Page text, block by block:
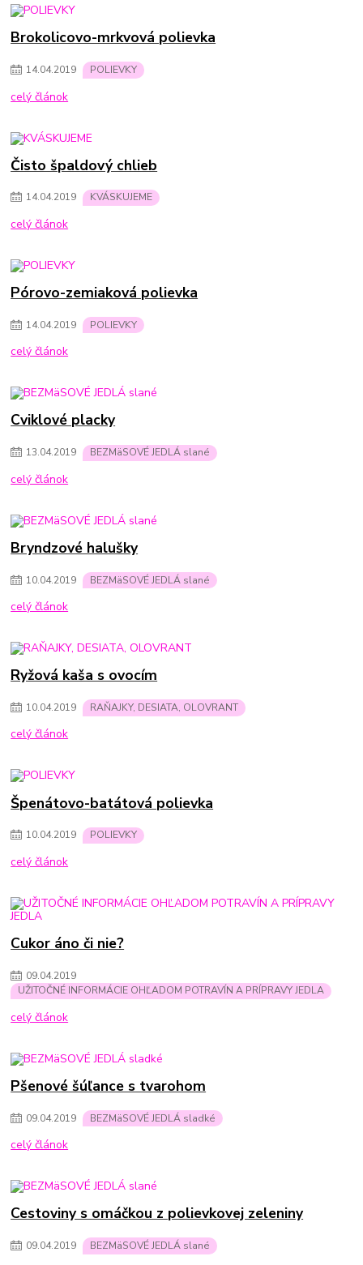
Brokolicovo-mrkvová polievka
14.04.2019 POLIEVKY
celý článok
Čisto špaldový chlieb
14.04.2019 KVÁSKUJEME
celý článok
Pórovo-zemiaková polievka
14.04.2019 POLIEVKY
celý článok
Cviklové placky
13.04.2019 BEZMäSOVÉ JEDLÁ slané
celý článok
Bryndzové halušky
10.04.2019 BEZMäSOVÉ JEDLÁ slané
celý článok
Ryžová kaša s ovocím
10.04.2019 RAŇAJKY, DESIATA, OLOVRANT
celý článok
Špenátovo-batátová polievka
10.04.2019 POLIEVKY
celý článok
Cukor áno či nie?
09.04.2019
UŽITOČNÉ INFORMÁCIE OHĽADOM POTRAVÍN A PRÍPRAVY JEDLA
celý článok
Pšenové šúľance s tvarohom
09.04.2019 BEZMäSOVÉ JEDLÁ sladké
celý článok
Cestoviny s omáčkou z polievkovej zeleniny
09.04.2019 BEZMäSOVÉ JEDLÁ slané